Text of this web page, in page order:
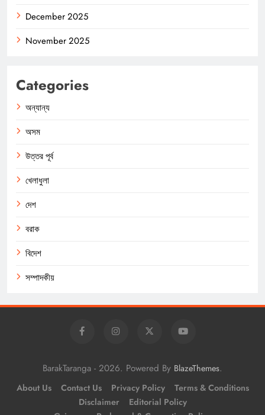
December 2025
November 2025
Categories
অন্যান্য
অসম
উত্তর পূর্ব
খেলাধুলা
দেশ
বরাক
বিদেশ
সম্পাদকীয়
BarakTaranga - 2026. Powered By BlazeThemes.
About Us Contact Us Privacy Policy
Terms & Conditions
Disclaimer
Editorial Policy